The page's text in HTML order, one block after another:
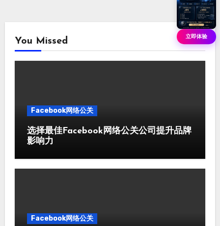
You Missed
Facebook网络公关
选择最佳Facebook网络公关公司提升品牌
影响力
Facebook网络公关
立即体验